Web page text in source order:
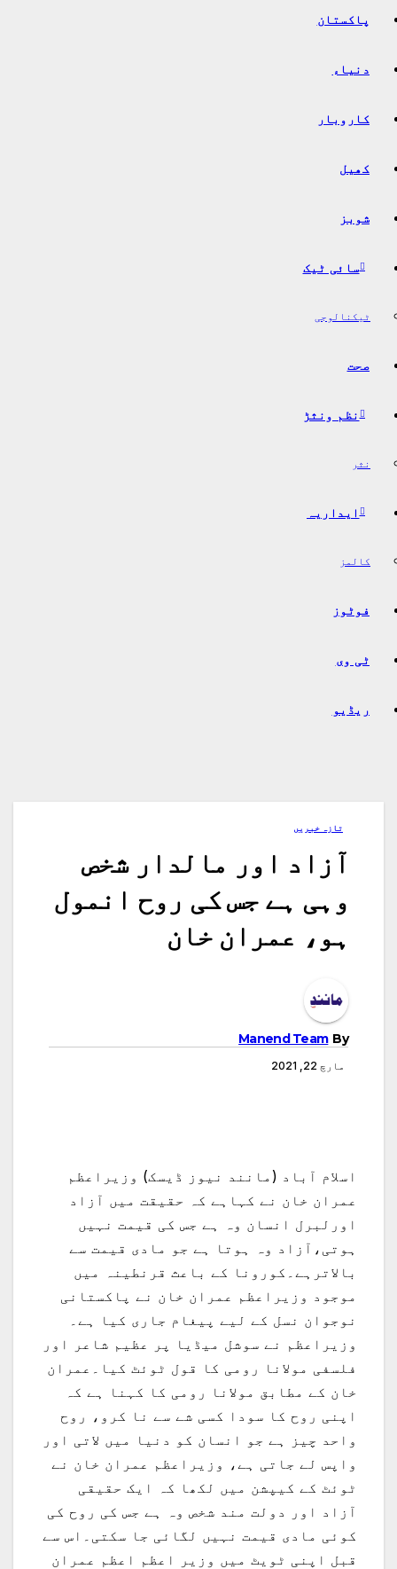
پاکستان
دنیاء
کاروبار
کھیل
شوبز
سائی ٹیک
ٹیکنالوجی
صحت
نظم ونثڑ
نثر
ایداریہ
کالمز
فوٹوز
ٹی وی
ریڈیو
تازہ خبریں
آزاد اور مالدار شخص
وہی ہے جس کی روح انمول
ہو، عمران خان
By
Manend Team
مارچ 22, 2021
اسلام آباد (مانند نیوز ڈیسک) وزیراعظم
عمران خان نے کہاہے کہ حقیقت میں آزاد
اورلبرل انسان وہ ہے جس کی قیمت نہیں
ہوتی،آزاد وہ ہوتا ہے جو مادی قیمت سے
بالاترہے۔کورونا کے باعث قرنطینہ میں
موجود وزیراعظم عمران خان نے پاکستانی
نوجوان نسل کے لیے پیغام جاری کیا ہے۔
وزیراعظم نے سوشل میڈیا پر عظیم شاعر اور
فلسفی مولانا رومی کا قول ٹوئٹ کیا۔عمران
خان کے مطابق مولانا رومی کا کہنا ہے کہ
اپنی روح کا سودا کسی شے سے نا کرو، روح
واحد چیز ہے جو انسان کو دنیا میں لاتی اور
واپس لے جاتی ہے، وزیراعظم عمران خان نے
ٹوئٹ کے کیپشن میں لکھا کہ ایک حقیقی
آزاد اور دولت مند شخص وہ ہے جس کی روح کی
کوئی مادی قیمت نہیں لگائی جا سکتی۔اس سے
قبل اپنی ٹویٹ میں وزیر اعظم اعظم عمران